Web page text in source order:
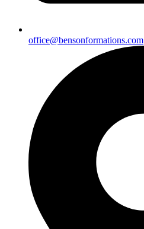
office@bensonformations.com​